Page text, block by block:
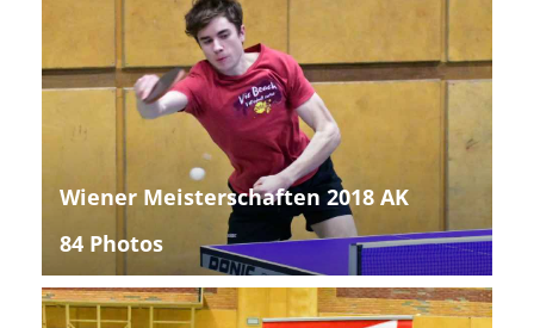
Wiener Meisterschaften 2018 AK
84 Photos